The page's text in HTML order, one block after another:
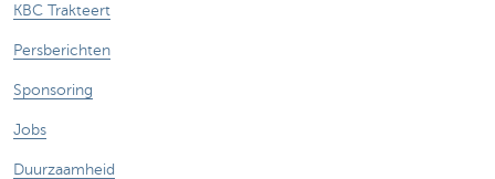
KBC Trakteert
Persberichten
Sponsoring
Jobs
Duurzaamheid